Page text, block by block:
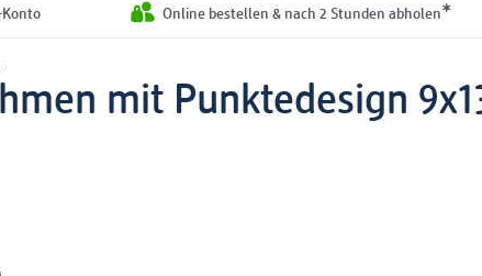
Konto Online bestellen & nach 2 Stunden abholen*
mit Punktedesign